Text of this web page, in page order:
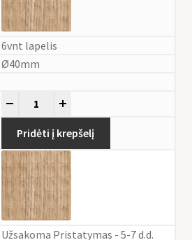
6vnt lapelis
Ø40mm
Pridėti į krepšelį
Užsakoma Pristatymas - 5-7 d.d.